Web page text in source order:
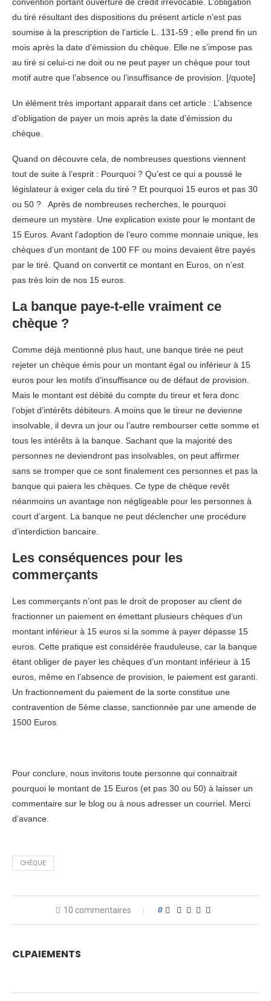
du tiré résultant des dispositions du présent article n’est pas
soumise à la prescription de l’article L. 131-59 ; elle prend fin un
mois après la date d’émission du chèque. Elle ne s’impose pas
au tiré si celui-ci ne doit ou ne peut payer un chèque pour tout
motif autre que l’absence ou l’insuffisance de provision. [/quote]
Un élément très important apparait dans cet article : L’absence
d’obligation de payer un mois après la date d’émission du
chèque.
Quand on découvre cela, de nombreuses questions viennent
tout de suite à l’esprit : Pourquoi ? Qu’est ce qui a poussé le
législateur à exiger cela du tiré ? Et pourquoi 15 euros et pas 30
ou 50 ? Après de nombreuses recherches, le pourquoi
demeure un mystère. Une explication existe pour le montant de
15 Euros. Avant l’adoption de l’euro comme monnaie unique, les
chèques d’un montant de 100 FF ou moins devaient être payés
par le tiré. Quand on convertit ce montant en Euros, on n’est
pas très loin de nos 15 euros.
La banque paye-t-elle vraiment ce
chèque ?
Comme déjà mentionné plus haut, une banque tirée ne peut
rejeter un chèque émis pour un montant égal ou inférieur à 15
euros pour les motifs d’insuffisance ou de défaut de provision.
Mais le montant est débité du compte du tireur et fera donc
l’objet d’intérêts débiteurs. A moins que le tireur ne devienne
insolvable, il devra un jour ou l’autre rembourser cette somme et
tous les intérêts à la banque. Sachant que la majorité des
personnes ne deviendront pas insolvables, on peut affirmer
sans se tromper que ce sont finalement ces personnes et pas la
banque qui paiera les chèques. Ce type de chèque revêt
néanmoins un avantage non négligeable pour les personnes à
court d’argent. La banque ne peut déclencher une procédure
d’interdiction bancaire.
Les conséquences pour les
commerçants
Les commerçants n’ont pas le droit de proposer au client de
fractionner un paiement en émettant plusieurs chèques d’un
montant inférieur à 15 euros si la somme à payer dépasse 15
euros. Cette pratique est considérée frauduleuse, car la banque
étant obliger de payer les chèques d’un montant inférieur à 15
euros, même en l’absence de provision, le paiement est garanti.
Un fractionnement du paiement de la sorte constitue une
contravention de 5ème classe, sanctionnée par une amende de
1500 Euros.
Pour conclure, nous invitons toute personne qui connaitrait
pourquoi le montant de 15 Euros (et pas 30 ou 50) à laisser un
commentaire sur le blog ou à nous adresser un courriel. Merci
d’avance.
CHÈQUE
10 commentaires 0
CLPAIEMENTS